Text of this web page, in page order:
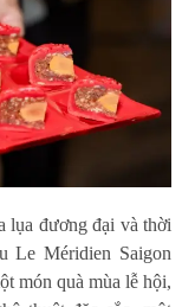
lụa đương đại và thời
Le Méridien Saigon
món quà mùa lễ hội,